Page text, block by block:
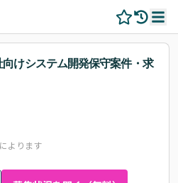
向けシステム開発保守案件・求
よります